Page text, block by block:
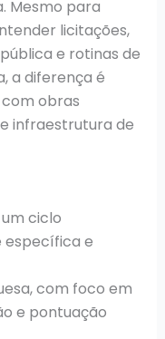
Mesmo para
licitações,
e rotinas de
a diferença é
obras
infraestrutura de
ciclo
e
com foco em
e pontuação